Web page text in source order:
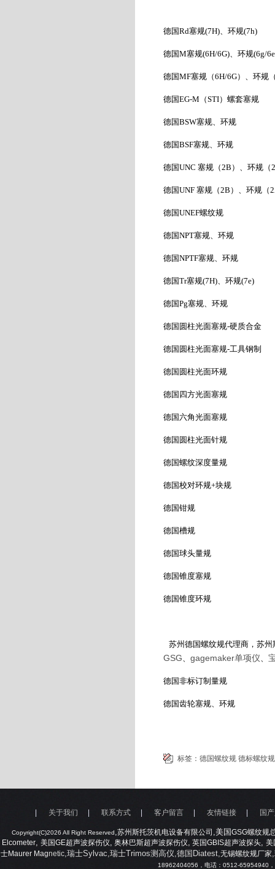
德国Rd塞规(7H)、环规(7h)
德国M塞规(6H/6G)、环规(6g/
德国MF塞规（6H/6G）、环规
德国EG-M （STI）螺套塞规
德国BSW塞规、环规
德国BSF塞规、环规
德国UNC 塞规（2B ）、环规（
德国UNF 塞规（2B ）、环规（
德国UNEF螺纹规
德国NPT塞规、环规
德国NPTF塞规、环规
德国Tr塞规(7H)、环规(7e)
德国Pg塞规、环规
德国圆柱光面塞规-硬质合金
德国圆柱光面塞规-工具钢制
德国圆柱光面环规
德国四方光面塞规
德国六角光面塞规
德国圆柱光面针规
德国螺纹深度量规
德国校对环规+块规
德国钳规
德国槽规
德国球头量规
德国锥度塞规
德国锥度环规
苏州德国螺纹规代理商，苏
GSG、 gagemaker单项仪、
德国非标订制量规
德国齿轮塞规、环规
标签： 德国螺纹规 德标螺纹规
Copyright(C)2026 All Right Reserved,苏州斯托茨机电设备有限公司 ,美国GSG螺纹规
Elcometer, 美国GE超声波探伤仪, 奥林巴斯超声波探伤仪, 英国GBIS超声波探头, 美
士Maurer Magnetic,瑞士Sylvac,瑞士Trimos测高仪,德国Diatest,无锡螺纹规厂家,
18962404056 ，电话：0512-65954940
关于我们 联系方式 客户留言 友情链接 国